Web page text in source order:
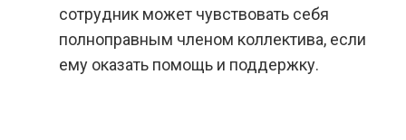
сотрудник может чувствовать себя
полноправным членом коллектива, если
ему оказать помощь и поддержку.